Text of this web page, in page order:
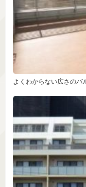
よくわからない広さのバ